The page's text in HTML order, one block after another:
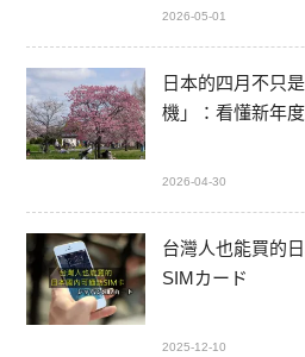
2026-05-01
日本的四月不只
機」：看懂新年
2026-04-30
台灣人也能買的
SIMカード
2025-12-10